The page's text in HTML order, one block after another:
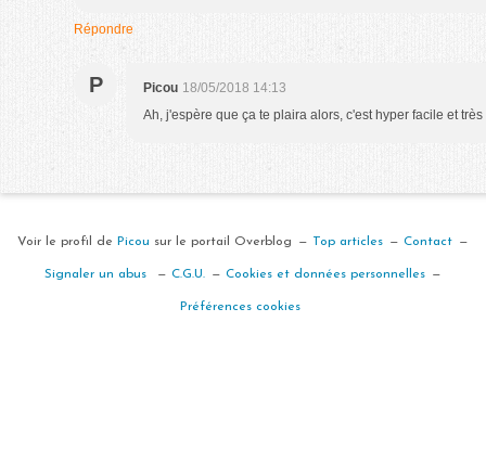
Répondre
P Picou 18/05/2018 14:13
Ah, j'espère que ça te plaira alors, c'est hyper facile et très
Voir le profil de Picou sur le portail Overblog Top articles Contact
Signaler un abus C.G.U. Cookies et données personnelles
Préférences cookies